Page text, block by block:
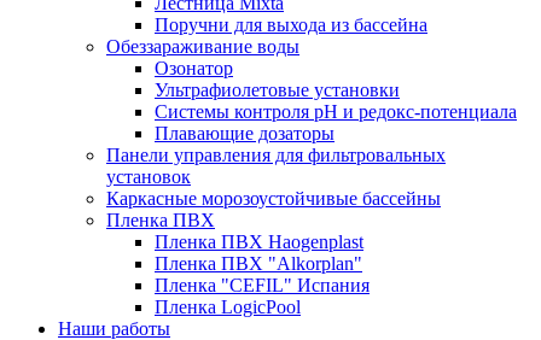
Поручни для выхода из бассейна
Обеззараживание воды
Озонатор
Ультрафиолетовые установки
Системы контроля рН и редокс-потенциала
Плавающие дозаторы
Панели управления для фильтровальных
установок
Каркасные морозоустойчивые бассейны
Пленка ПВХ
Пленка ПВХ Haogenplast
Пленка ПВХ "Alkorplan"
Пленка "CEFIL" Испания
Пленка LogicPool
Наши работы